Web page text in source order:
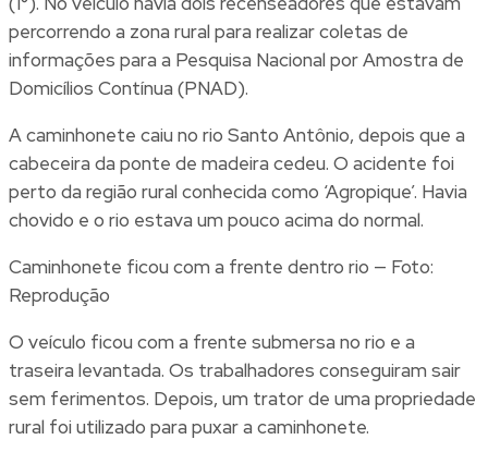
percorrendo a zona rural para realizar coletas de
informações para a Pesquisa Nacional por Amostra de
Domicílios Contínua (PNAD).
A caminhonete caiu no rio Santo Antônio, depois que a
cabeceira da ponte de madeira cedeu. O acidente foi
perto da região rural conhecida como ‘Agropique’. Havia
chovido e o rio estava um pouco acima do normal.
Caminhonete ficou com a frente dentro rio — Foto:
Reprodução
O veículo ficou com a frente submersa no rio e a
traseira levantada. Os trabalhadores conseguiram sair
sem ferimentos. Depois, um trator de uma propriedade
rural foi utilizado para puxar a caminhonete.